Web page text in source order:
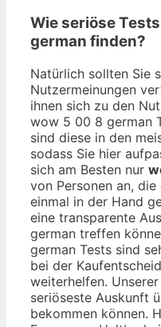
Wie seriöse
german finden?
Natürlich sollten Sie
Nutzermeinungen
ihnen sich zu den
wow 5 00 8 german
sind diese in den
sodass Sie hier
sich am Besten nur
von Personen an,
einmal in der Hand
eine transparente
german treffen
german Tests sind
bei der
weiterhelfen.
seriöseste Auskunft
bekommen können.